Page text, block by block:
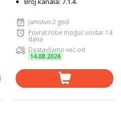
Jamstvo:2 god
Povrat robe moguć unutar 14
dana
Dostavljamo već od
14.08.2026